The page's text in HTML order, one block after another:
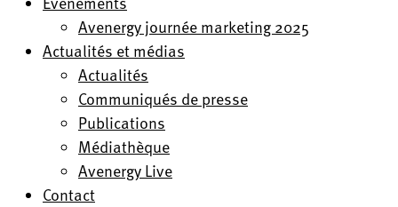
Avenergy journée marketing 2025
Actualités et médias
Actualités
Communiqués de presse
Publications
Médiathèque
Avenergy Live
Contact